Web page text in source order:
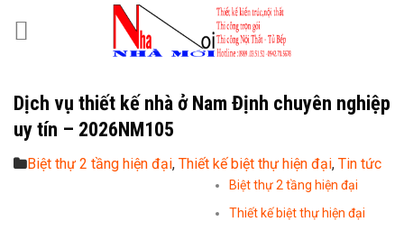
Dịch vụ thiết kế nhà ở Nam Định chuyên nghiệp
uy tín – 2026NM105
Biệt thự 2 tầng hiện đại, Thiết kế biệt thự hiện đại, Tin tức
Biệt thự 2 tầng hiện đại
Thiết kế biệt thự hiện đại